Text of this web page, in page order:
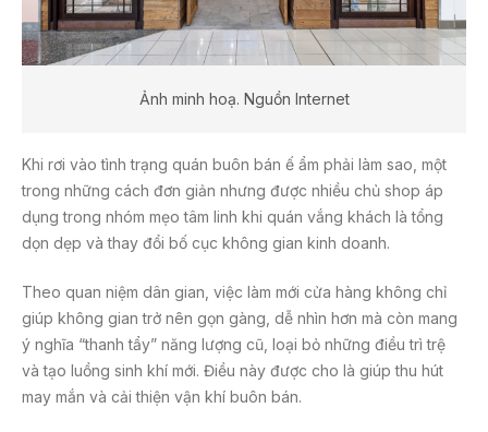
Ảnh minh hoạ. Nguồn Internet
Khi rơi vào tình trạng quán buôn bán ế ẩm phải làm sao, một
trong những cách đơn giản nhưng được nhiều chủ shop áp
dụng trong nhóm mẹo tâm linh khi quán vắng khách là tổng
dọn dẹp và thay đổi bố cục không gian kinh doanh.
Theo quan niệm dân gian, việc làm mới cửa hàng không chỉ
giúp không gian trở nên gọn gàng, dễ nhìn hơn mà còn mang
ý nghĩa “thanh tẩy” năng lượng cũ, loại bỏ những điều trì trệ
và tạo luồng sinh khí mới. Điều này được cho là giúp thu hút
may mắn và cải thiện vận khí buôn bán.